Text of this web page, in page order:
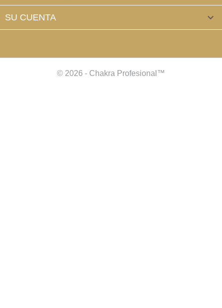
SU CUENTA 
© 2026 - Chakra Profesional™